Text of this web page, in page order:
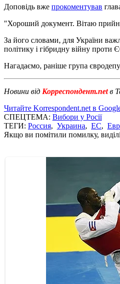
Доповідь вже прокоментував
"Хороший документ. Вітаю
За його словами, для України
політику і гібридну війну проти
Нагадаємо, раніше група
Новини від Корреспондент.netв
Читайте Korrespondent.net в
СПЕЦТЕМА: Вибори у Росії
ТЕГИ: Россия, Украина, ЕС,
Якщо ви помітили помилку,